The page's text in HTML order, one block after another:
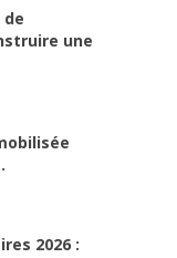
de
une
2026 :